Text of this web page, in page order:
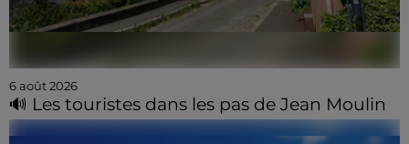
6 août 2026
🔊 Les touristes dans les pas de Jean Moulin